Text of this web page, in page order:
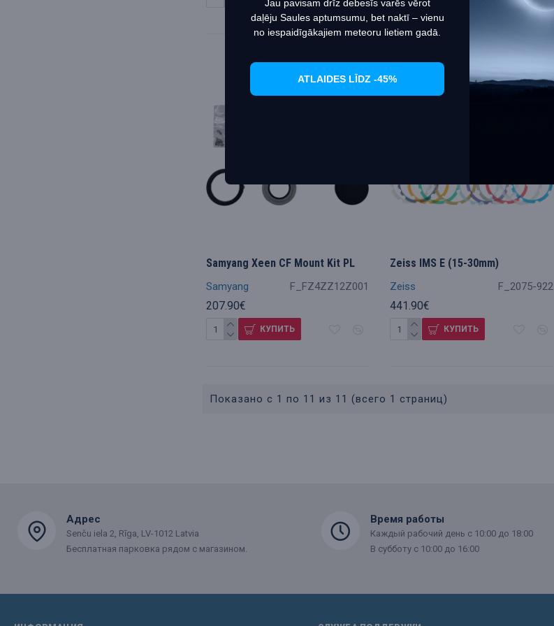
Samyang F_FZ4ZZ12Z001
Samyang Xeen CF Mount Kit PL
207.90€
КУПИТЬ
Zeiss F_2075-922
Zeiss IMS E (15-30mm)
441.90€
КУПИТЬ
Показано с 1 по 11 из 11 (всего 1 страниц)
Адрес
Senču iela 2, Rīga, LV-1012 Latvia
Бесплатная парковка рядом с магазином.
Время работы
Каждый рабочий день с 10:00 до 18:00
В субботу с 10:00 до 16:00
Jau pavisam drīz debesīs varēs vērot
daļēju Saules aptumsumu, bet naktī – vienu
no iespaidīgākajiem meteoru lietiem gadā.
ATLAIDES LĪDZ -45%